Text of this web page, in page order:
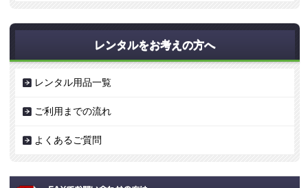
レンタルをお考えの方へ
レンタル用品一覧
ご利用までの流れ
よくあるご質問